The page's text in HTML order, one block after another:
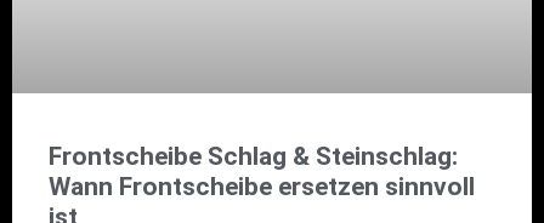
Frontscheibe Schlag & Steinschlag:
Wann Frontscheibe ersetzen sinnvoll